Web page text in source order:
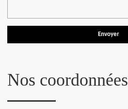
Nos coordonnées